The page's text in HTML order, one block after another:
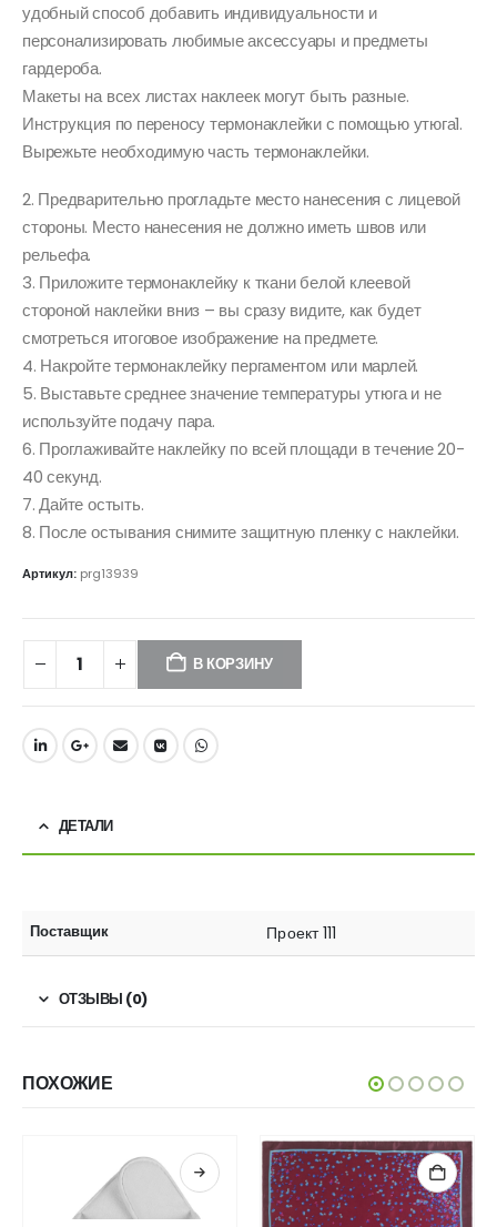
удобный способ добавить индивидуальности и
персонализировать любимые аксессуары и предметы
гардероба.
Макеты на всех листах наклеек могут быть разные.
Инструкция по переносу термонаклейки с помощью утюга1.
Вырежьте необходимую часть термонаклейки.
2. Предварительно прогладьте место нанесения с лицевой
стороны. Место нанесения не должно иметь швов или
рельефа.
3. Приложите термонаклейку к ткани белой клеевой
стороной наклейки вниз – вы сразу видите, как будет
смотреться итоговое изображение на предмете.
4. Накройте термонаклейку пергаментом или марлей.
5. Выставьте среднее значение температуры утюга и не
используйте подачу пара.
6. Проглаживайте наклейку по всей площади в течение 20-
40 секунд.
7. Дайте остыть.
8. После остывания снимите защитную пленку с наклейки.
Артикул: prg13939
В КОРЗИНУ
ДЕТАЛИ
Поставщик Проект 111
ОТЗЫВЫ (0)
ПОХОЖИЕ